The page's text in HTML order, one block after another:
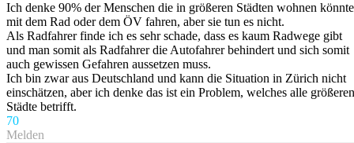
Ich denke 90% der Menschen die in größeren Städten wohnen
mit dem Rad oder dem ÖV fahren, aber sie tun es nicht.
Als Radfahrer finde ich es sehr schade, dass es kaum Radwege gibt
und man somit als Radfahrer die Autofahrer behindert und sich somit
auch gewissen Gefahren aussetzen muss.
Ich bin zwar aus Deutschland und kann die Situation in Zürich nicht
einschätzen, aber ich denke das ist ein Problem, welches alle größeren
Städte betrifft.
70
Melden